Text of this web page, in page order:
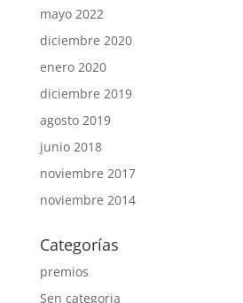
mayo 2022
diciembre 2020
enero 2020
diciembre 2019
agosto 2019
junio 2018
noviembre 2017
noviembre 2014
Categorías
premios
Sen categoria